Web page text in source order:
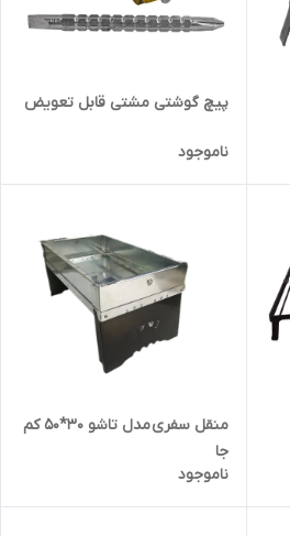
پیچ گوشتی مشتی قابل تعویض
ناموجود
منقل سفری مدل تاشو 30*50 کم
جا
ناموجود